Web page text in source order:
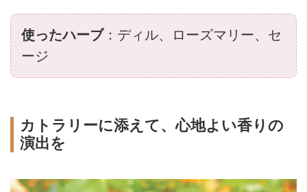
使ったハーブ：ディル、ローズマリー、セ
ージ
カトラリーに添えて、心地よい香りの
演出を